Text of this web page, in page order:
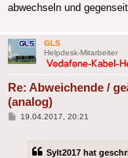
abwechseln und
GLS
Helpdesk-Mitarbeiter
Re: Abweichende /
(analog)
Beitrag
19.04.2017, 20:21
Sylt2017 hat